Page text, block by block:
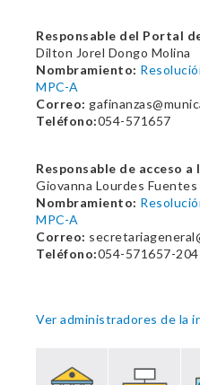
Responsable del Portal
Dilton Jorel Dongo Molina
Nombramiento:
MPC-A
Correo:
Teléfono:054-571657
Responsable de acceso
Giovanna Lourdes Fuentes
Nombramiento:
MPC-A
Correo:
Teléfono:054-571657-204
Ver administradores de la